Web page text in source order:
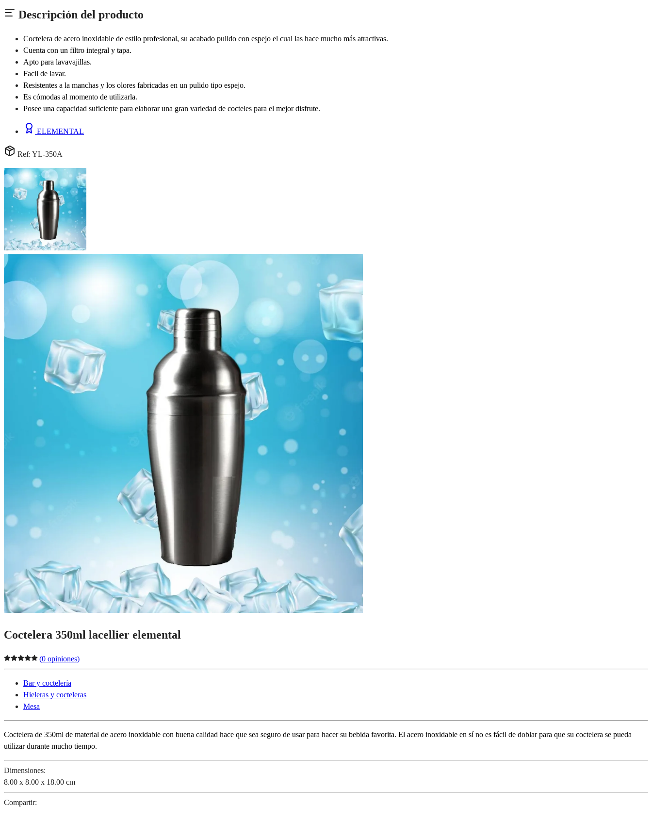
Descripción del producto
Coctelera de acero inoxidable de estilo profesional, su acabado pulido con espejo el cual las hace mucho más atractivas.
Cuenta con un filtro integral y tapa.
Apto para lavavajillas.
Facil de lavar.
Resistentes a la manchas y los olores fabricadas en un pulido tipo espejo.
Es cómodas al momento de utilizarla.
Posee una capacidad suficiente para elaborar una gran variedad de cocteles para el mejor disfrute.
ELEMENTAL
Ref: YL-350A
Coctelera 350ml lacellier elemental
(0 opiniones)
Bar y coctelería
Hieleras y cocteleras
Mesa
Coctelera de 350ml de material de acero inoxidable con buena calidad hace que sea seguro de usar para hacer su bebida favorita. El acero inoxidable en sí no es fácil de doblar para que su coctelera se pueda
utilizar durante mucho tiempo.
Dimensiones:
8.00 x 8.00 x 18.00 cm
Compartir: